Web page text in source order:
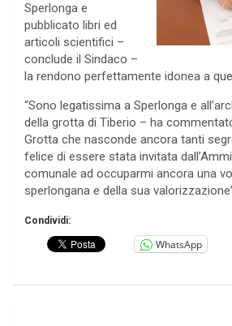
Sperlonga e
pubblicato libri ed
articoli scientifici –
conclude il Sindaco –
la rendono perfettamente idonea a
“Sono legatissima a Sperlonga e
della grotta di Tiberio – ha
Grotta che nasconde ancora tanti
felice di essere stata invitata
comunale ad occuparmi ancora una
sperlongana e della sua
Condividi:
WhatsApp